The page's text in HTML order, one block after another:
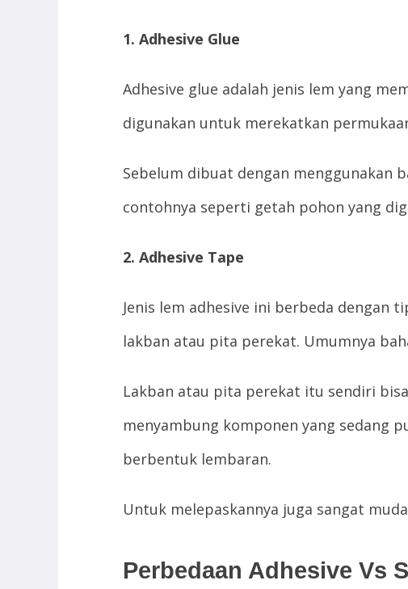
1. Adhesive Glue
Adhesive glue adalah jenis lem yang
digunakan untuk merekatkan
Sebelum dibuat dengan menggunakan
contohnya seperti getah pohon yang
2. Adhesive Tape
Jenis lem adhesive ini berbeda dengan
lakban atau pita perekat. Umumnya
Lakban atau pita perekat itu sendiri
menyambung komponen yang sedang
berbentuk lembaran.
Untuk melepaskannya juga sangat
Perbedaan Adhesive Vs